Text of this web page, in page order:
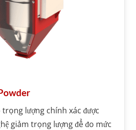
lượng chính xác được
giảm trọng lượng để đo mức